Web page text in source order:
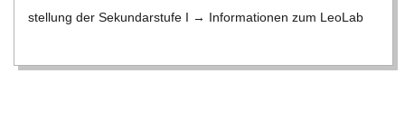
C
H
stel­lung der Sekun­dar­stufe I → Infor­ma­tio­nen zum Leo­Lab